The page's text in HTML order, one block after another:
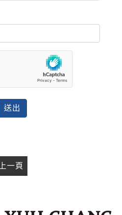
送出
上一頁